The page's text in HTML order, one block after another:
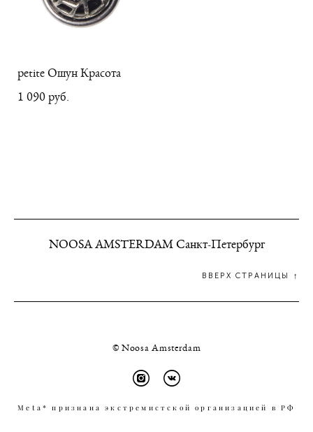
petite Ошун Красота
1 090 pуб.
NOOSA AMSTERDAM Санкт-Петербург
ВВЕРХ СТРАНИЦЫ ↑
© Noosa Amsterdam
Meta* признана экстремистской организацией в РФ